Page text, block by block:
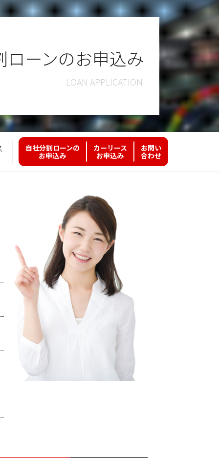
ローンのお申込み
自社分割ローンの
お申込み
カーリース
お申込み
お問い
合わせ